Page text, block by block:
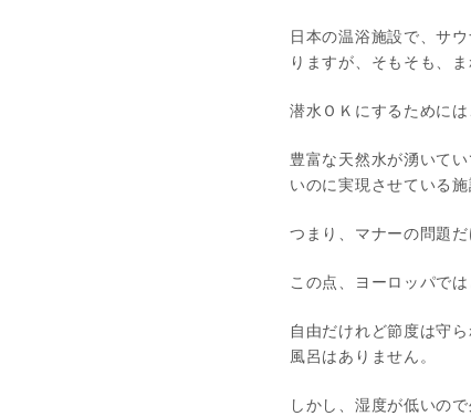
日本の温浴施設で、サ
りますが、そもそも、
潜水ＯＫにするために
豊富な天然水が湧いて
いのに実現させている
つまり、マナーの問題
この点、ヨーロッパで
自由だけれど節度は守
風呂はありません。
しかし、湿度が低いの